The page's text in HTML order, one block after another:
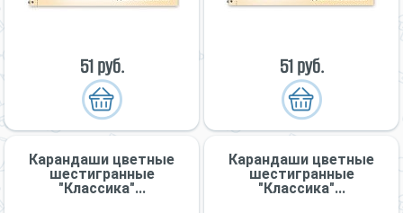
51 руб. 51 руб.
Карандаши цветные
шестигранные
"Классика"...
Карандаши цветные
шестигранные
"Классика"...